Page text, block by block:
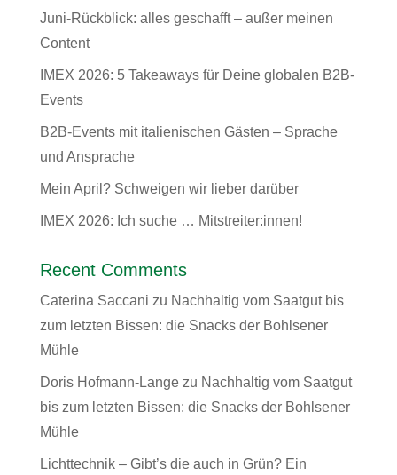
Juni-Rückblick: alles geschafft – außer meinen
Content
IMEX 2026: 5 Takeaways für Deine globalen B2B-
Events
B2B-Events mit italienischen Gästen – Sprache
und Ansprache
Mein April? Schweigen wir lieber darüber
IMEX 2026: Ich suche … Mitstreiter:innen!
Recent Comments
Caterina Saccani zu Nachhaltig vom Saatgut bis
zum letzten Bissen: die Snacks der Bohlsener
Mühle
Doris Hofmann-Langezu Nachhaltig vom Saatgut
bis zum letzten Bissen: die Snacks der Bohlsener
Mühle
Lichttechnik – Gibt’s die auch in Grün? Ein